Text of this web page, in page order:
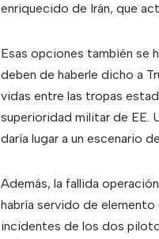
enriquecido de Irán, que
Esas opciones también se
deben de haberle dicho a
vidas entre las tropas
superioridad militar de EE.
daría lugar a un escenario
Además, la fallida
habría servido de
incidentes de los dos